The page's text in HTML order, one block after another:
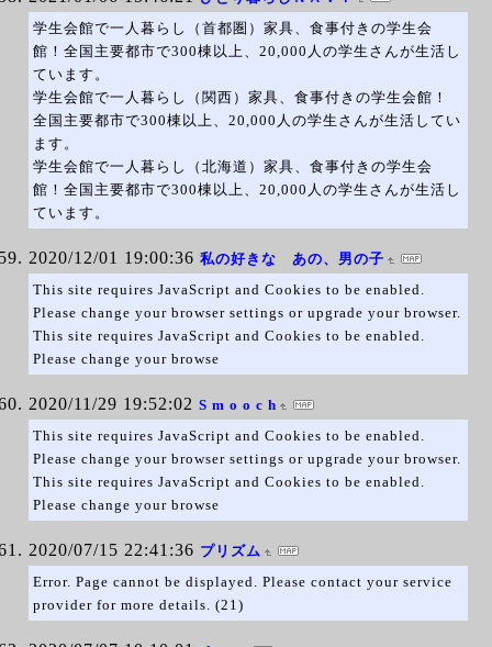
学生会館で一人暮らし（首都圏）家具、食事付きの学生会
館！全国主要都市で300棟以上、20,000人の学生さんが生活し
ています。
学生会館で一人暮らし（関西）家具、食事付きの学生会館！
全国主要都市で300棟以上、20,000人の学生さんが生活してい
ます。
学生会館で一人暮らし（北海道）家具、食事付きの学生会
館！全国主要都市で300棟以上、20,000人の学生さんが生活し
ています。
2020/12/01 19:00:36 私の好きな あの、男の子
This site requires JavaScript and Cookies to be enabled.
Please change your browser settings or upgrade your browser.
This site requires JavaScript and Cookies to be enabled.
Please change your browse
2020/11/29 19:52:02 S m o o c h
This site requires JavaScript and Cookies to be enabled.
Please change your browser settings or upgrade your browser.
This site requires JavaScript and Cookies to be enabled.
Please change your browse
2020/07/15 22:41:36 プリズム
Error. Page cannot be displayed. Please contact your service
provider for more details. (21)